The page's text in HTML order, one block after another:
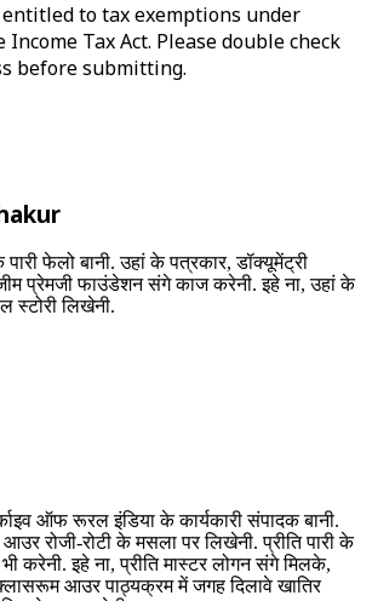
to tax exemptions under
Income Tax Act. Please double check
before submitting.
फेलो बानी. उहां के पत्रकार, डॉक्यूमेंट्री
प्रेमजी फाउंडेशन संगे काज करेनी. इहे ना, उहां के
लिखेनी.
ऑफ रूरल इंडिया के कार्यकारी संपादक बानी.
रोजी-रोटी के मसला पर लिखेनी. प्रीति पारी के
करेनी. इहे ना, प्रीति मास्टर लोगन संगे मिलके,
आउर पाठ्यक्रम में जगह दिलावे खातिर